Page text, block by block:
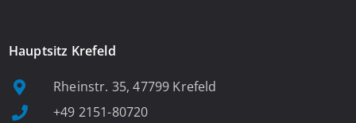
Hauptsitz Krefeld
Rheinstr. 35, 47799 Krefeld
+49 2151-80720